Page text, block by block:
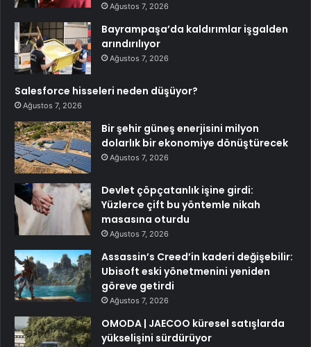
Ağustos 7, 2026
Bayrampaşa’da kaldırımlar işgalden
arındırılıyor
Ağustos 7, 2026
Salesforce hisseleri neden düşüyor?
Ağustos 7, 2026
Bir şehir güneş enerjisini milyon
dolarlık bir ekonomiye dönüştürecek
Ağustos 7, 2026
Devlet çöpçatanlık işine girdi:
Yüzlerce çift bu yöntemle nikah
masasına oturdu
Ağustos 7, 2026
Assassin’s Creed’in kaderi değişebilir:
Ubisoft eski yönetmenini yeniden
göreve getirdi
Ağustos 7, 2026
OMODA | JAECOO küresel satışlarda
yükselişini sürdürüyor